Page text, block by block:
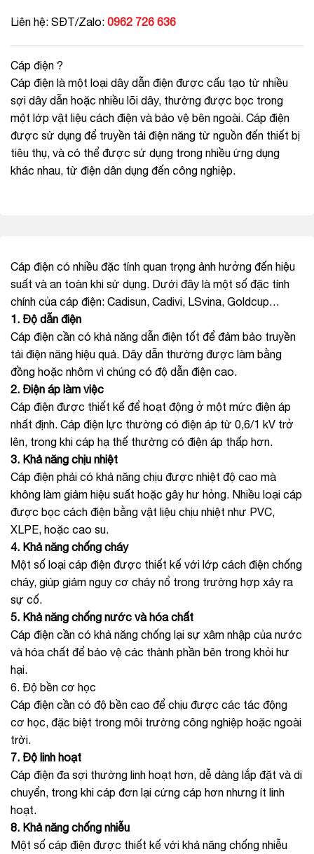
Liên hệ: SĐT/Zalo: 0962 726 636
Cáp điện ?
Cáp điện là một loại dây dẫn điện được cấu tạo từ nhiều
sợi dây dẫn hoặc nhiều lõi dây, thường được bọc trong
một lớp vật liệu cách điện và bảo vệ bên ngoài. Cáp điện
được sử dụng để truyền tải điện năng từ nguồn đến thiết bị
tiêu thụ, và có thể được sử dụng trong nhiều ứng dụng
khác nhau, từ điện dân dụng đến công nghiệp.
Cáp điện có nhiều đặc tính quan trọng ảnh hưởng đến hiệu
suất và an toàn khi sử dụng. Dưới đây là một số đặc tính
chính của cáp điện: Cadisun, Cadivi, LSvina, Goldcup…
1. Độ dẫn điện
Cáp điện cần có khả năng dẫn điện tốt để đảm bảo truyền
tải điện năng hiệu quả. Dây dẫn thường được làm bằng
đồng hoặc nhôm vì chúng có độ dẫn điện cao.
2. Điện áp làm việc
Cáp điện được thiết kế để hoạt động ở một mức điện áp
nhất định. Cáp điện lực thường có điện áp từ 0,6/1 kV trở
lên, trong khi cáp hạ thế thường có điện áp thấp hơn.
3. Khả năng chịu nhiệt
Cáp điện phải có khả năng chịu được nhiệt độ cao mà
không làm giảm hiệu suất hoặc gây hư hỏng. Nhiều loại cáp
được bọc cách điện bằng vật liệu chịu nhiệt như PVC,
XLPE, hoặc cao su.
4. Khả năng chống cháy
Một số loại cáp điện được thiết kế với lớp cách điện chống
cháy, giúp giảm nguy cơ cháy nổ trong trường hợp xảy ra
sự cố.
5. Khả năng chống nước và hóa chất
Cáp điện cần có khả năng chống lại sự xâm nhập của nước
và hóa chất để bảo vệ các thành phần bên trong khỏi hư
hại.
6. Độ bền cơ học
Cáp điện cần có độ bền cao để chịu được các tác động
cơ học, đặc biệt trong môi trường công nghiệp hoặc ngoài
trời.
7. Độ linh hoạt
Cáp điện đa sợi thường linh hoạt hơn, dễ dàng lắp đặt và di
chuyển, trong khi cáp đơn lại cứng cáp hơn nhưng ít linh
hoạt.
8. Khả năng chống nhiễu
Một số cáp điện được thiết kế với khả năng chống nhiễu